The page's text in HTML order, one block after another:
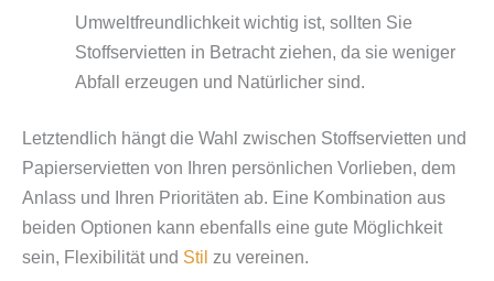
Umweltfreundlichkeit wichtig ist, sollten Sie
Stoffservietten in Betracht ziehen, da sie weniger
Abfall erzeugen und Natürlicher sind.
Letztendlich hängt die Wahl zwischen Stoffservietten und
Papierservietten von Ihren persönlichen Vorlieben, dem
Anlass und Ihren Prioritäten ab. Eine Kombination aus
beiden Optionen kann ebenfalls eine gute Möglichkeit
sein, Flexibilität und Stil zu vereinen.